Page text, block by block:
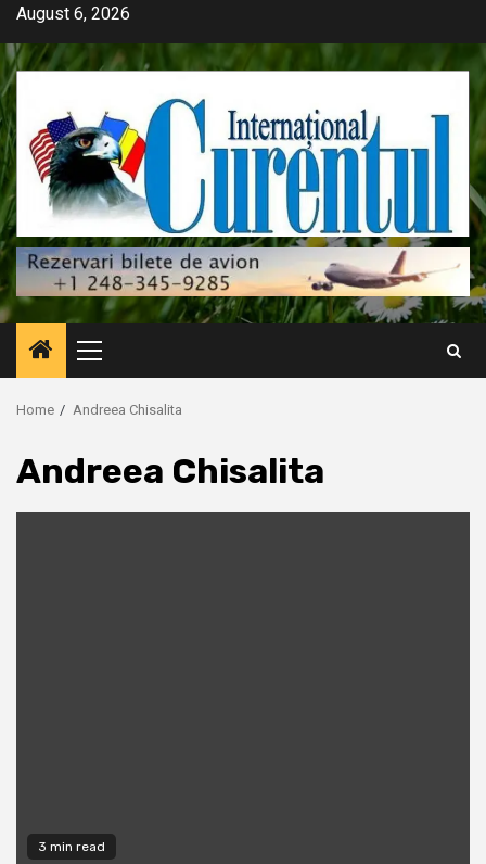
Skip
content
August 6, 2026
Primary
Menu
Home Andreea Chisalita
Andreea Chisalita
3 min read